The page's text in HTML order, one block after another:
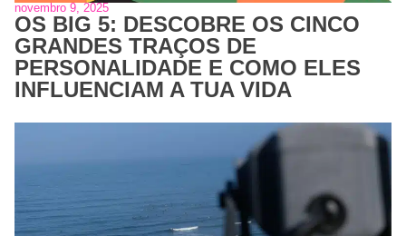
novembro 9, 2025
OS BIG 5: DESCOBRE OS CINCO
GRANDES TRAÇOS DE
PERSONALIDADE E COMO ELES
INFLUENCIAM A TUA VIDA